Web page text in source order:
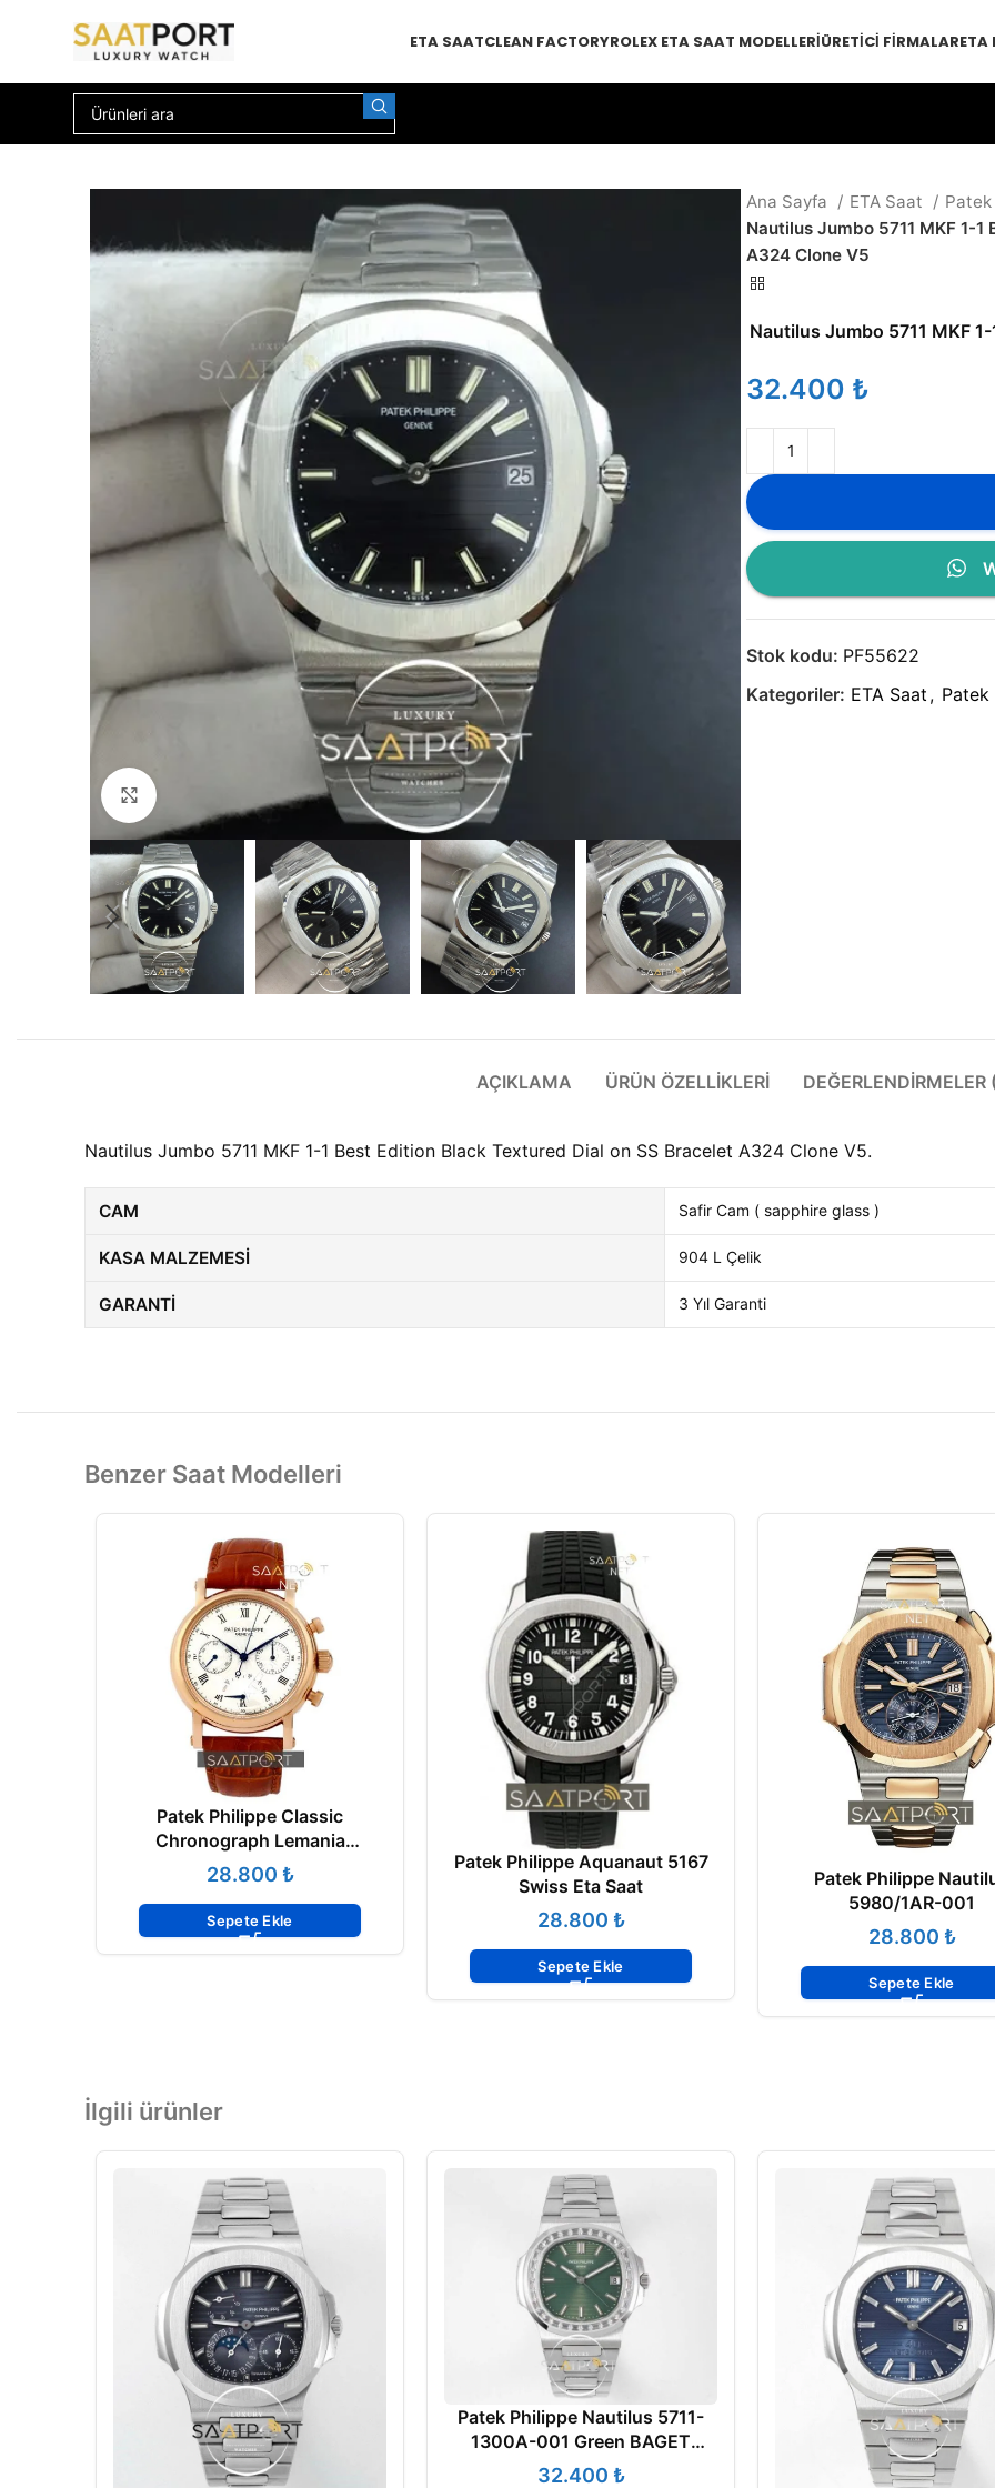
ETA SAATCLEAN FACTORYROLEX ETA SAAT MODELLERIÜRETICI FIRMALARETA
Büyütmek için tıklayın
Ana Sayfa ETA Saat
Nautilus Jumbo 5711 MKF 1-
A324 Clone V5
Nautilus Jumbo 5711 MKF
₺
Stok kodu: PF55622
Kategoriler: ETA Saat , Patek
AÇIKLAMA ÜRÜN ÖZELLIKLERI DEĞERLENDIRMELER
Nautilus Jumbo 5711 MKF 1-1 Best Edition Black Textured Dial on SS Bracelet A324 Clone V5.
CAM Safir Cam ( sapphire glass )
KASA MALZEMESI 904 L Çelik
GARANTI 3 Yıl Garanti
Benzer Saat Modelleri
Patek Philippe Classic
Chronograph Lemania
Movement
₺
Sepete Ekle
Patek Philippe Aquanaut 5167
Swiss Eta Saat
₺
Sepete Ekle
Patek Philippe
5980/1AR-001
₺
Sepete Ekle
İlgili ürünler
Patek Philippe Nautilus 5711-
1300A-001 Green BAGET
Super Clone Eta
₺